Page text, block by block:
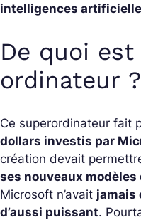
intelligences
De quoi
ordinateur ?
Ce superordinateur fait
dollars investis par
création devait
ses nouveaux modèles
Microsoft n’avait jamais
d’aussi puissant.